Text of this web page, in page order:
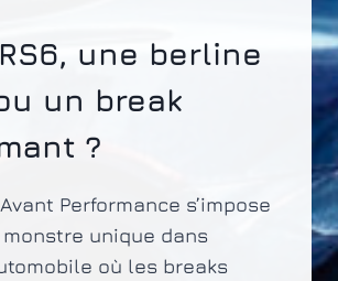
RS6, une berline
un break
?
Avant Performance s’impose
unique dans
où les breaks